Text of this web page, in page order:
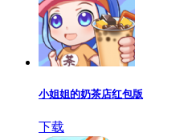
小姐姐的奶茶店红包版
下载